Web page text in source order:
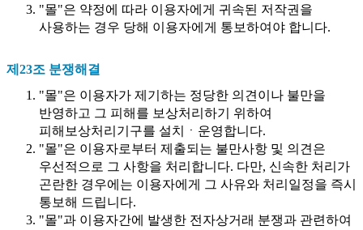
"몰"은 약정에 따라 이용자에게 귀속된 저작권을
사용하는 경우 당해 이용자에게 통보하여야 합니다.
제23조 분쟁해결
"몰"은 이용자가 제기하는 정당한 의견이나 불만을
반영하고 그 피해를 보상처리하기 위하여
피해보상처리기구를 설치ㆍ운영합니다.
"몰"은 이용자로부터 제출되는 불만사항 및 의견은
우선적으로 그 사항을 처리합니다. 다만, 신속한 처리가
곤란한 경우에는 이용자에게 그 사유와 처리일정을 즉시
통보해 드립니다.
"몰"과 이용자간에 발생한 전자상거래 분쟁과 관련하여